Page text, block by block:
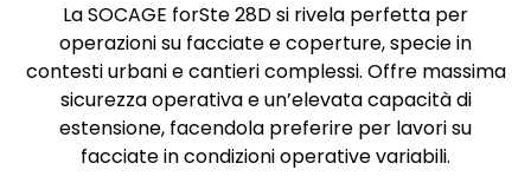
La SOCAGE forSte 28D si rivela perfetta per
operazioni su facciate e coperture, specie in
contesti urbani e cantieri complessi. Offre massima
sicurezza operativa e un’elevata capacità di
estensione, facendola preferire per lavori su
facciate in condizioni operative variabili.